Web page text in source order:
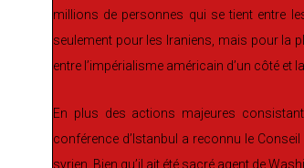
millions de personnes qui se tient entre
seulement pour les Iraniens, mais pour la
entre l’impérialisme américain d’un côté et
En plus des actions majeures
conférence d’Istanbul a reconnu le
syrien. Bien qu’il ait été sacré agent de